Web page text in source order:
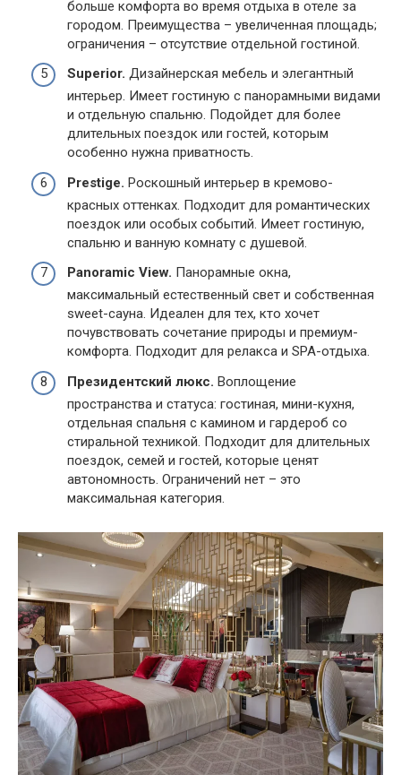
больше комфорта во время отдыха в отеле за
городом. Преимущества – увеличенная площадь;
ограничения – отсутствие отдельной гостиной.
Superior. Дизайнерская мебель и элегантный
интерьер. Имеет гостиную с панорамными видами
и отдельную спальню. Подойдет для более
длительных поездок или гостей, которым
особенно нужна приватность.
Prestige. Роскошный интерьер в кремово-
красных оттенках. Подходит для романтических
поездок или особых событий. Имеет гостиную,
спальню и ванную комнату с душевой.
Panoramic View. Панорамные окна,
максимальный естественный свет и собственная
sweet-сауна. Идеален для тех, кто хочет
почувствовать сочетание природы и премиум-
комфорта. Подходит для релакса и SPA-отдыха.
Президентский люкс. Воплощение
пространства и статуса: гостиная, мини-кухня,
отдельная спальня с камином и гардероб со
стиральной техникой. Подходит для длительных
поездок, семей и гостей, которые ценят
автономность. Ограничений нет – это
максимальная категория.